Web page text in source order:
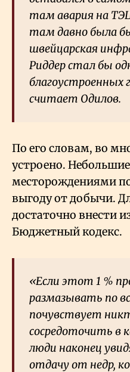
там авария на
там давно была
швейцарская
Риддер стал бы
благоустроенных
считает Одилов.
По его словам, во
устроено.
месторождениями
выгоду от добычи.
достаточно внести
Бюджетный кодекс.
«Если этот 1 %
размазывать по
почувствует
сосредоточить в
люди наконец
отдачу от недр,